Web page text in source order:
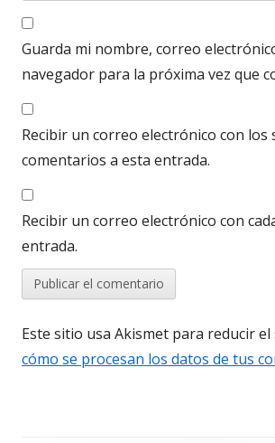
Guarda mi nombre, correo
navegador para la próxima vez que
Recibir un correo electrónico con los
comentarios a esta entrada.
Recibir un correo electrónico con
entrada.
Este sitio usa Akismet para reducir el
cómo se procesan los datos de tus